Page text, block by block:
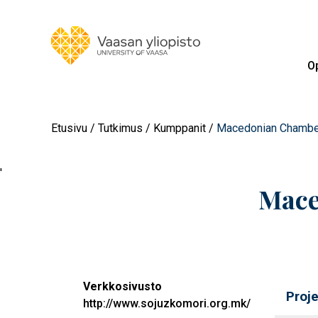
Etusivu Tutkimus Kumppanit Macedonian
'
Verkkosivusto
http://www.sojuzkomori.org.mk/